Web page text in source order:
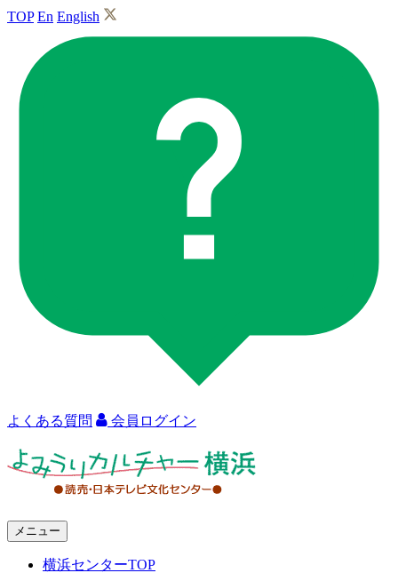
TOP En English
よくある質問 会員ログイン
メニュー
横浜センターTOP